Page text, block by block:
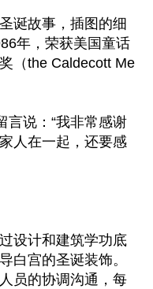
诞故事，插图的细
年，荣获美国童话
（the Caldecott Me
言说：“我非常感谢
人在一起，还要感
设计和建筑学功底
白宫的圣诞装饰。
员的协调沟通，每